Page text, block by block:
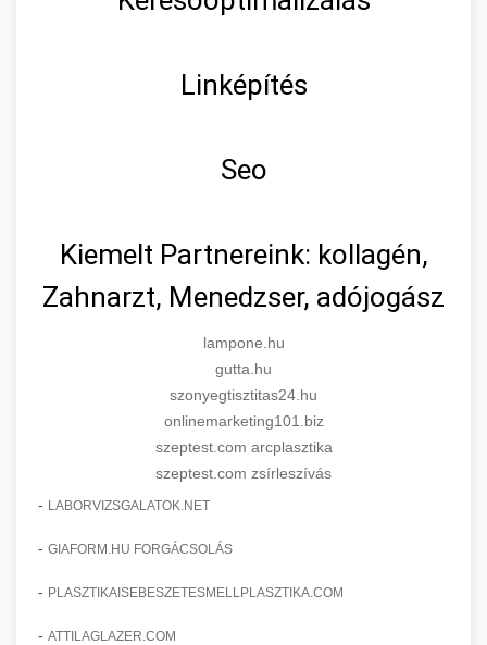
Linképítés
Seo
Kiemelt Partnereink: kollagén,
Zahnarzt, Menedzser, adójogász
lampone.hu
gutta.hu
szonyegtisztitas24.hu
onlinemarketing101.biz
szeptest.com arcplasztika
szeptest.com zsírleszívás
- LABORVIZSGALATOK.NET
- GIAFORM.HU FORGÁCSOLÁS
- PLASZTIKAISEBESZETESMELLPLASZTIKA.COM
- ATTILAGLAZER.COM